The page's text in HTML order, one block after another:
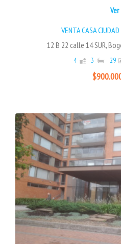
Ver
VENTA CASA
12 B 22 calle 14 SUR,
4 3 29